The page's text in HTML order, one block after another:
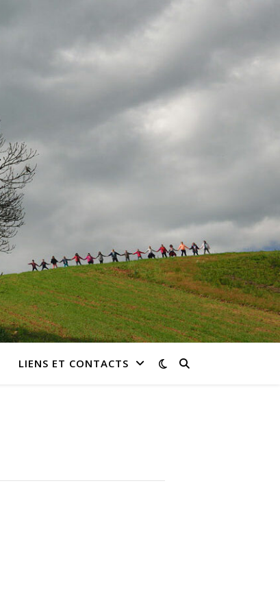
LIENS ET CONTACTS